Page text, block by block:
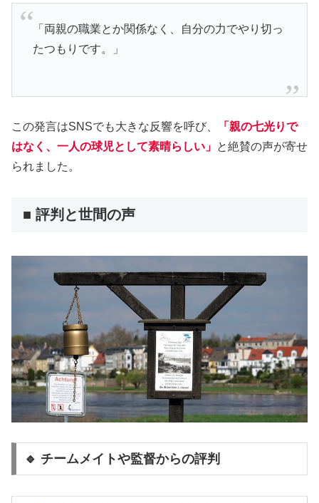
「両親の職業とか関係なく、自分の力でやり切っ
たつもりです。」
この発言はSNSでも大きな反響を呼び、
「親の七光りで
はなく、一人の球児として素晴らしい」 と絶賛の声が寄せ
られました。
■ 評判と世間の声
🔹 チームメイトや監督からの評判